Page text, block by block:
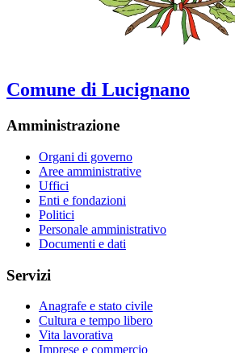
Comune di Lucignano
Amministrazione
Organi di governo
Aree amministrative
Uffici
Enti e fondazioni
Politici
Personale amministrativo
Documenti e dati
Servizi
Anagrafe e stato civile
Cultura e tempo libero
Vita lavorativa
Imprese e commercio